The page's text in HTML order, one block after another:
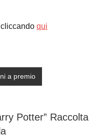
cliccando qui
a premio
Potter” Raccolta